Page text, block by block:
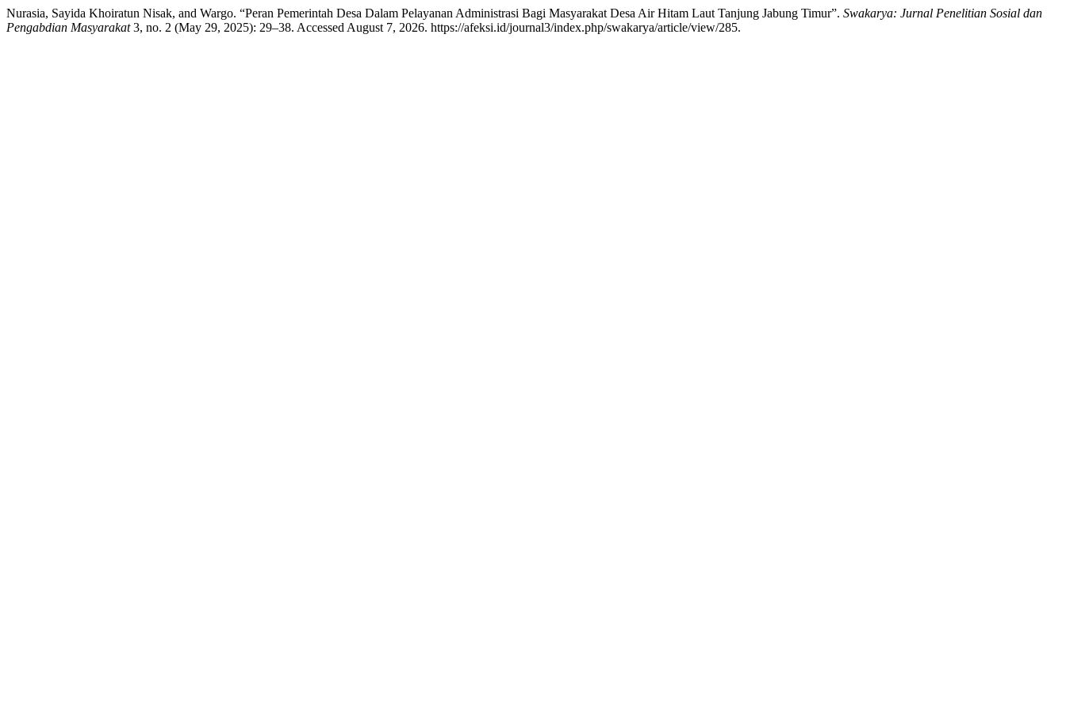
Nurasia, Sayida Khoiratun Nisak, and Wargo. “Peran Pemerintah Desa Dalam Pelayanan Administrasi Bagi Masyarakat Desa Air Hitam Laut Tanjung Jabung Timur”. Swakarya: Jurnal Penelitian Sosial dan
Pengabdian Masyarakat3, no. 2 (May 29, 2025): 29–38. Accessed August 7, 2026. https://afeksi.id/journal3/index.php/swakarya/article/view/285.